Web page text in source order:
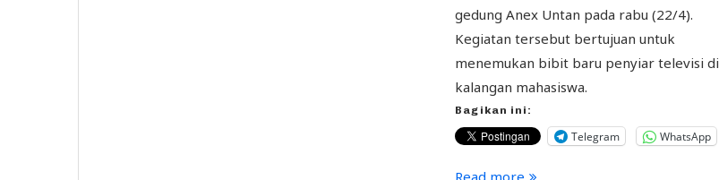
gedung Anex Untan pada rabu (22/4).
Kegiatan tersebut bertujuan untuk
menemukan bibit baru penyiar televisi di
kalangan mahasiswa.
Bagikan ini:
Telegram WhatsApp
Read more